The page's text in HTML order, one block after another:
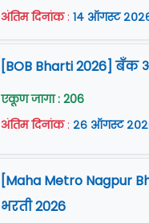
अंतिम दिनांक: १४ ऑगस्ट
[BOB Bharti 2026] बँक
एकूण जागा : 206
अंतिम दिनांक: २६ ऑगस्ट
[Maha Metro Nagpur
भरती 2026